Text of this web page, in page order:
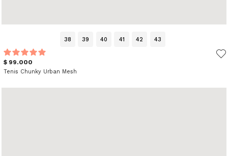
38 39 40 41 42 43
$ 99.000
Tenis Chunky Urban Mesh